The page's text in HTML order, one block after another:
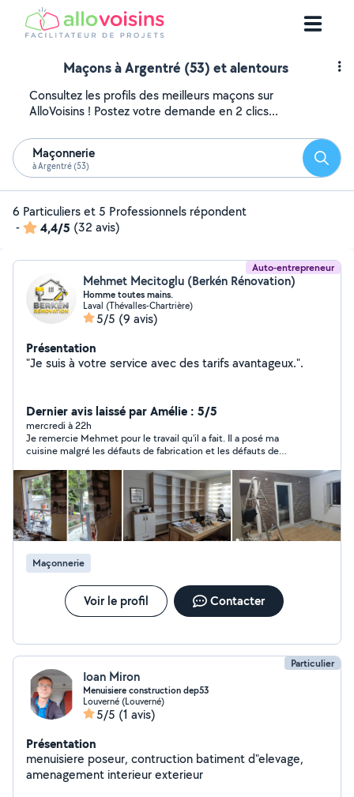
Maçons à Argentré (53) et alentours
Consultez les profils des meilleurs maçons sur
AlloVoisins ! Postez votre demande en 2 clics...
Maçonnerie
à Argentré (53)
6 Particuliers et 5 Professionnels répondent
-
4,4/5 (32 avis)
Auto-entrepreneur
Mehmet Mecitoglu (Berkén Rénovation)
Homme toutes mains.
Laval (Thévalles-Chartrière)
5/5 (9 avis)
Présentation
"Je suis à votre service avec des tarifs avantageux.".
Dernier avis laissé par Amélie : 5/5
mercredi à 22h
Je remercie Mehmet pour le travail qu'il a fait. Il a posé ma
cuisine malgré les défauts de fabrication et les défauts de
Maçonnerie
Voir le profil Contacter
Particulier
Ioan Miron
Menuisiere construction dep53
Louverné (Louverné)
5/5 (1 avis)
Présentation
menuisiere poseur, contruction batiment d"elevage,
amenagement interieur exterieur